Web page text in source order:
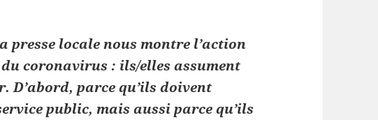
presse locale nous montre l’action
coronavirus : ils/elles assument
parce qu’ils doivent
public, mais aussi parce qu’ils